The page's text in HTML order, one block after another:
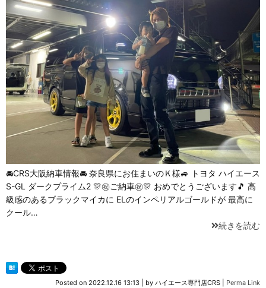
🚘CRS大阪納車情報🚘 奈良県にお住まいのＫ様🚙 トヨタ ハイエース
S-GL ダークプライム2 🎊㊗️ご納車㊗️🎊 おめでとうございます🎵 高
級感のあるブラックマイカに ELのインペリアルゴールドが 最高に
クール…
続きを読む
Posted on 2022.12.16 13:13 by ハイエース専門店CRS Perma Link